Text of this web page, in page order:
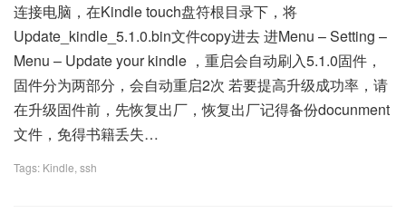
连接电脑，在Kindle touch盘符根目录下，将
Update_kindle_5.1.0.bin文件copy进去 进Menu – Setting –
Menu – Update your kindle ，重启会自动刷入5.1.0固件，
固件分为两部分，会自动重启2次 若要提高升级成功率，请
在升级固件前，先恢复出厂，恢复出厂记得备份docunment
文件，免得书籍丢失…
Tags: Kindle ssh